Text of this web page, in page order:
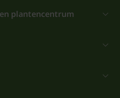
plantencentrum